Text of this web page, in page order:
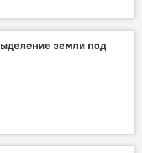
земли под